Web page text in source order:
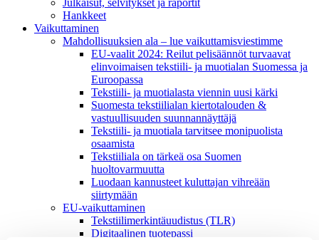
Julkaisut, selvitykset ja raportit
Hankkeet
Vaikuttaminen
Mahdollisuuksien ala – lue vaikuttamis­viestimme
EU-vaalit 2024: Reilut pelisäännöt turvaavat
elinvoimaisen tekstiili- ja muotialan Suomessa ja
Euroopassa
Tekstiili- ja muotialasta viennin uusi kärki
Suomesta tekstiilialan kiertotalouden &
vastuullisuuden suunnannäyttäjä
Tekstiili- ja muotiala tarvitsee monipuolista
osaamista
Tekstiiliala on tärkeä osa Suomen
huoltovarmuutta
Luodaan kannusteet kuluttajan vihreään
siirtymään
EU-vaikuttaminen
Tekstiilimerkintäuudistus (TLR)
Digitaalinen tuotepassi